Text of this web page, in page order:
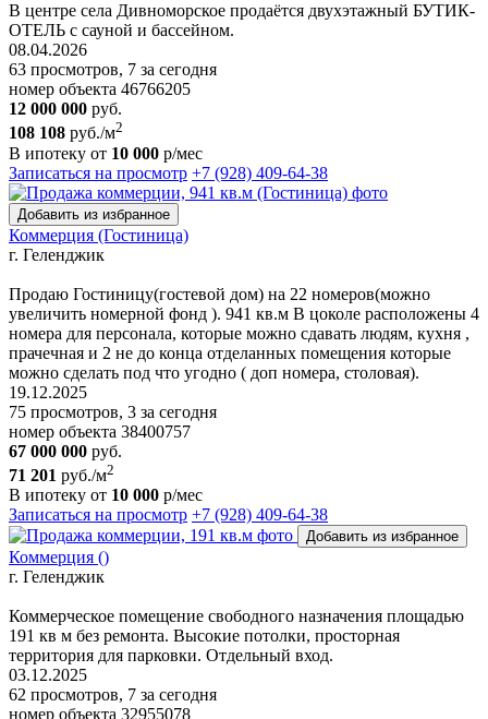
В центре села Дивноморское продаётся двухэтажный БУТИК-
ОТЕЛЬ с сауной и бассейном.
08.04.2026
63 просмотров, 7 за сегодня
номер объекта 46766205
12 000 000 руб.
108 108 руб./м2
В ипотеку от 10 000 р/мес
Записаться на просмотр +7 (928) 409-64-38
Добавить из избранное
Коммерция (Гостиница)
г. Геленджик
Продаю Гостиницу(гостевой дом) на 22 номеров(можно
увеличить номерной фонд ). 941 кв.м В цоколе расположены 4
номера для персонала, которые можно сдавать людям, кухня ,
прачечная и 2 не до конца отделанных помещения которые
можно сделать под что угодно ( доп номера, столовая).
19.12.2025
75 просмотров, 3 за сегодня
номер объекта 38400757
67 000 000 руб.
71 201 руб./м2
В ипотеку от 10 000 р/мес
Записаться на просмотр +7 (928) 409-64-38
Добавить из избранное
Коммерция ()
г. Геленджик
Коммерческое помещение свободного назначения площадью
191 кв м без ремонта. Высокие потолки, просторная
территория для парковки. Отдельный вход.
03.12.2025
62 просмотров, 7 за сегодня
номер объекта 32955078